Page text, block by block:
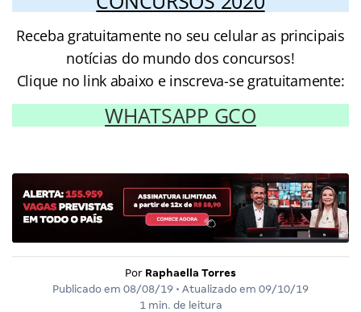
Receba gratuitamente no seu celular as principais
notícias do mundo dos concursos!
Clique no link abaixo e inscreva-se gratuitamente:
WHATSAPP GCO
Por Raphaella Torres
Publicado em 08/08/19 • Atualizado em 09/10/19
1 min. de leitura